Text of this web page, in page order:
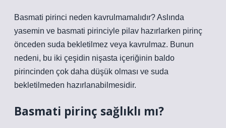
Basmati pirinci neden kavrulmamalıdır? Aslında
yasemin ve basmati pirinciyle pilav hazırlarken pirinç
önceden suda bekletilmez veya kavrulmaz. Bunun
nedeni, bu iki çeşidin nişasta içeriğinin baldo
pirincinden çok daha düşük olması ve suda
bekletilmeden hazırlanabilmesidir.
Basmati pirinç sağlıklı mı?